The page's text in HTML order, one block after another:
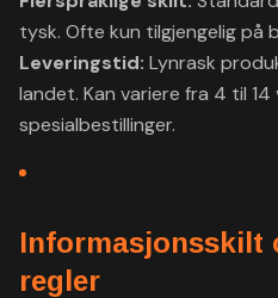
tysk. Ofte kun tilgjengelig på
Leveringstid: Lynrask
landet. Kan variere fra 4 til 14
spesialbestillinger.
Informasjonsskilt
regler